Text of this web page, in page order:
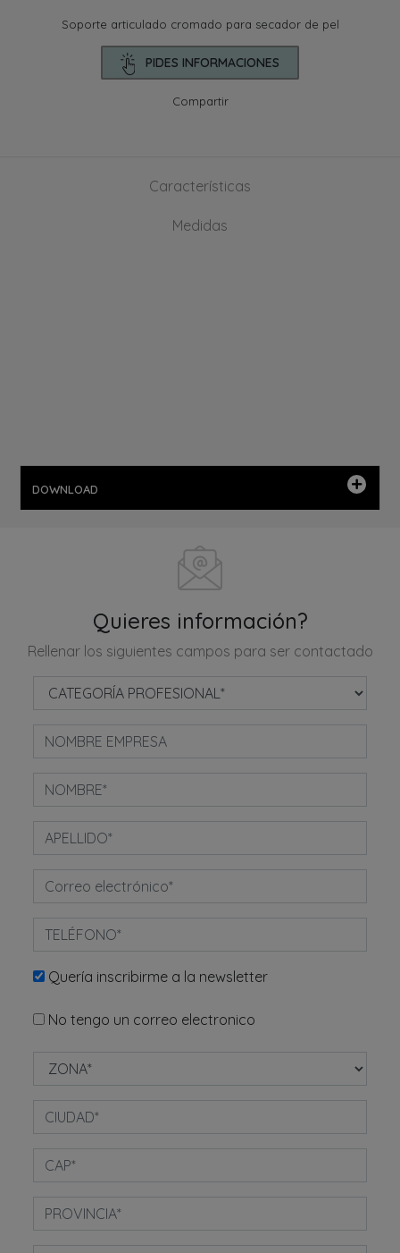
Soporte articulado cromado para secador de pel
PIDES INFORMACIONES
Compartir
Características
Medidas
DOWNLOAD
Quieres información?
Rellenar los siguientes campos para ser contactado
Quería inscribirme a la newsletter
No tengo un correo electronico